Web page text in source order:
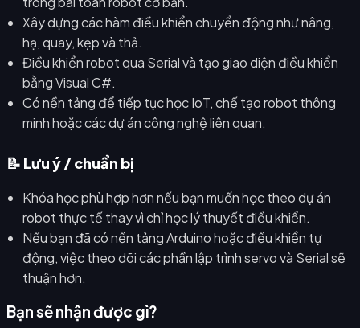
Xây dựng các hàm điều khiển chuyển động như nâng,
hạ, quay, kẹp và thả.
Điều khiển robot qua Serial và tạo giao diện điều khiển
bằng Visual C#.
Có nền tảng để tiếp tục học IoT, chế tạo robot thông
minh hoặc các dự án công nghệ liên quan.
📝 Lưu ý / chuẩn bị
Khóa học phù hợp hơn nếu bạn muốn học theo dự án
robot thực tế thay vì chỉ học lý thuyết điều khiển.
Nếu bạn đã có nền tảng Arduino hoặc điều khiển tự
động, việc theo dõi các phần lập trình servo và Serial sẽ
thuận hơn.
Bạn sẽ nhận được gì?